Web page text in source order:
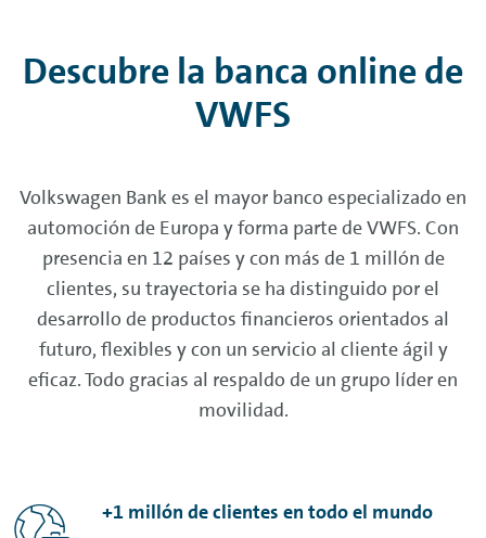
Descubre la banca onlinede
VWFS
Volkswagen Bank es el mayor banco especializado en
automoción de Europa y forma parte de VWFS. Con
presencia en 12 países y con más de 1 millón de
clientes, su trayectoria se ha distinguido por el
desarrollo de productos financieros orientados al
futuro, flexibles y con un servicio al cliente ágil y
eficaz. Todo gracias al respaldo de un grupo líder en
movilidad.
+1 millón de clientes en todo el mundo